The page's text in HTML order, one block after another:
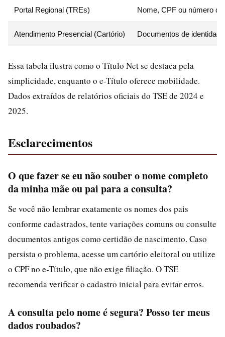
Portal Regional (TREs) Nome, CPF ou número
Atendimento Presencial (Cartório) Documentos de identidade
Essa tabela ilustra como o Título Net se destaca pela
simplicidade, enquanto o e-Título oferece mobilidade.
Dados extraídos de relatórios oficiais do TSE de 2024 e
2025.
Esclarecimentos
O que fazer se eu não souber o nome completo
da minha mãe ou pai para a consulta?
Se você não lembrar exatamente os nomes dos pais
conforme cadastrados, tente variações comuns ou consulte
documentos antigos como certidão de nascimento. Caso
persista o problema, acesse um cartório eleitoral ou utilize
o CPF no e-Título, que não exige filiação. O TSE
recomenda verificar o cadastro inicial para evitar erros.
A consulta pelo nome é segura? Posso ter meus
dados roubados?